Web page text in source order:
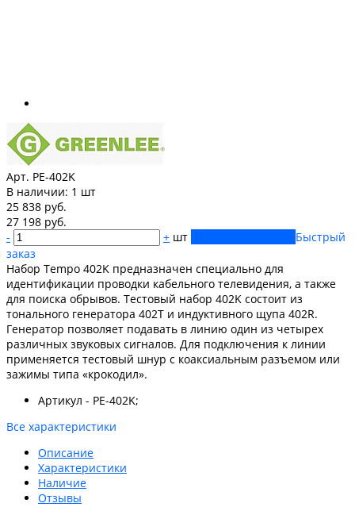
Арт. PE-402K
В наличии: 1 шт
25 838 руб.
27 198 руб.
-
+ шт
Быстрый
заказ
Набор Tempo 402K предназначен специально для
идентификации проводки кабельного телевидения, а также
для поиска обрывов. Тестовый набор 402K состоит из
тонального генератора 402T и индуктивного щупа 402R.
Генератор позволяет подавать в линию один из четырех
различных звуковых сигналов. Для подключения к линии
применяется тестовый шнур с коаксиальным разъемом или
зажимы типа «крокодил».
Артикул - PE-402K;
Все характеристики
Описание
Характеристики
Наличие
Отзывы